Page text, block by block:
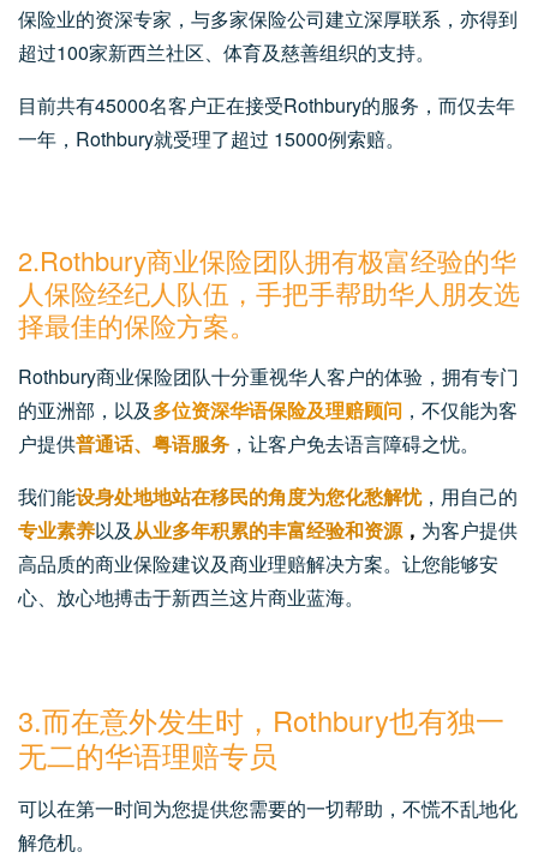
保险业的资深专家，与多家保险公司建立深厚联系，亦得到
超过100家新西兰社区、体育及慈善组织的支持。
目前共有45000名客户正在接受Rothbury的服务，而仅去年
一年，Rothbury就受理了超过 15000例索赔。
2.Rothbury商业保险团队拥有极富经验的华
人保险经纪人队伍，手把手帮助华人朋友选
择最佳的保险方案。
Rothbury商业保险团队十分重视华人客户的体验，拥有专门
的亚洲部，以及多位资深华语保险及理赔顾问 ，不仅能为客
户提供普通话、粤语服务 ，让客户免去语言障碍之忧。
我们能设身处地地站在移民的角度为您化愁解忧，用自己的
专业素养以及从业多年积累的丰富经验和资源， 为客户提供
高品质的商业保险建议及商业理赔解决方案。 让您能够安
心、放心地搏击于新西兰这片商业蓝海。
3.而在意外发生时，Rothbury也有独一
无二的华语理赔专员
可以在第一时间为您提供您需要的一切帮助，不慌不乱地化
解危机。